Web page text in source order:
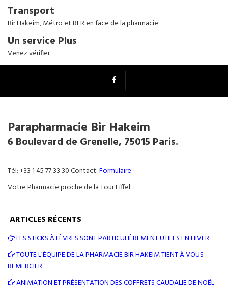
Transport
Bir Hakeim, Métro et RER en face de la pharmacie
Un service Plus
Venez vérifier
Parapharmacie Bir Hakeim
6 Boulevard de Grenelle, 75015 Paris.
Tél: +33 1 45 77 33 30 Contact:Formulaire
Votre Pharmacie proche de la Tour Eiffel.
ARTICLES RÉCENTS
LES STICKS À LÈVRES SONT PARTICULIÈREMENT UTILES EN HIVER
TOUTE L’ÉQUIPE DE LA PHARMACIE BIR HAKEIM TIENT À VOUS
REMERCIER
ANIMATION ET PRÉSENTATION DES COFFRETS CAUDALIE DE NOËL